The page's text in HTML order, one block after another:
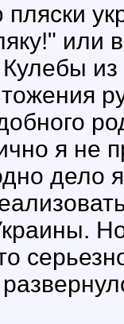
или
я не
дело